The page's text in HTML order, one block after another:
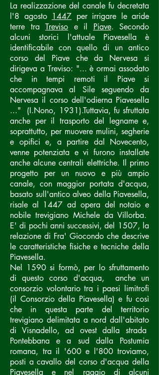
La realizzazione del canale fu decretata
l'8 agosto 1447 per irrigare le aride
terre tra Treviso e il Piave. Secondo
alcuni storici l'attuale Piavesella è
identificabile con quello di un antico
corso del Piave che da Nervesa si
dirigeva a Treviso: "... è ormai assodato
che in tempi remoti il Piave si
accompagnava al Sile seguendo da
Nervesa il corso dell'odierna Piavesella
..." (I.Nono, 1931).Tuttavia, fu sfruttata
anche per il trasporto del legname e,
soprattutto, per muovere mulini, segherie
e opifici e, a partire dal Novecento,
venne potenziata e vi furono installate
anche alcune centrali elettriche. Il primo
progetto per un nuovo e più ampio
canale, con maggior portata d'acqua,
basato sull'antico alveo della Piavesella,
risale al 1447 ad opera del notaio e
nobile trevigiano Michele da Villorba.
E' di pochi anni successivi, del 1507, la
relazione di Fra' Giocondo che descrive
le caratteristiche fisiche e tecniche della
Piavesella.
Nel 1590 si formò, per lo sfruttamento
di questo corso d'acqua, anche un
consorzio volontario tra i paesi limitrofi
(il Consorzio della Piavesella) e fu così
che in questa parte del territorio
trevigiano delimitata a nord dall'abitato
di Visnadello, ad ovest dalla strada
Pontebbana e a sud dalla Postumia
romana, tra il '600 e l'800 troviamo,
posti a cavallo del corso d'acqua della
Piavesella e nel raggio di alcuni